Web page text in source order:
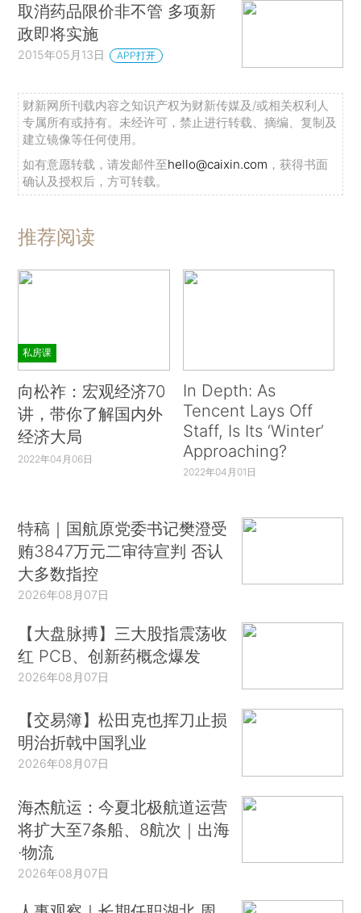
取消药品限价非不管 多项新
政即将实施
2015年05月13日 APP打开
财新网所刊载内容之知识产权为财新传媒及/或相关权利人
专属所有或持有。未经许可，禁止进行转载、摘编、复制及
建立镜像等任何使用。
如有意愿转载，请发邮件至hello@caixin.com ，获得书面
确认及授权后，方可转载。
推荐阅读
私房课
向松祚：宏观经济70
讲，带你了解国内外
经济大局
2022年04月06日
In Depth: As
Tencent Lays Off
Staff, Is Its ‘Winter’
Approaching?
2022年04月01日
特稿｜国航原党委书记樊澄受
贿3847万元二审待宣判 否认
大多数指控
2026年08月07日
【大盘脉搏】三大股指震荡收
红 PCB、创新药概念爆发
2026年08月07日
【交易簿】松田克也挥刀止损
明治折戟中国乳业
2026年08月07日
海杰航运：今夏北极航道运营
将扩大至7条船、8航次｜出海
·物流
2026年08月07日